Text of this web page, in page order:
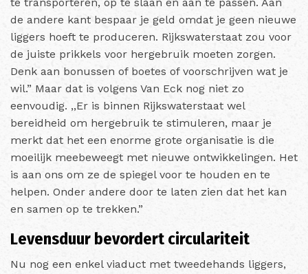
te transporteren, op te slaan en aan te passen. Aan
de andere kant bespaar je geld omdat je geen nieuwe
liggers hoeft te produceren. Rijkswaterstaat zou voor
de juiste prikkels voor hergebruik moeten zorgen.
Denk aan bonussen of boetes of voorschrijven wat je
wil.” Maar dat is volgens Van Eck nog niet zo
eenvoudig. ,,Er is binnen Rijkswaterstaat wel
bereidheid om hergebruik te stimuleren, maar je
merkt dat het een enorme grote organisatie is die
moeilijk meebeweegt met nieuwe ontwikkelingen. Het
is aan ons om ze de spiegel voor te houden en te
helpen. Onder andere door te laten zien dat het kan
en samen op te trekken.”
Levensduur bevordert circulariteit
Nu nog een enkel viaduct met tweedehands liggers,